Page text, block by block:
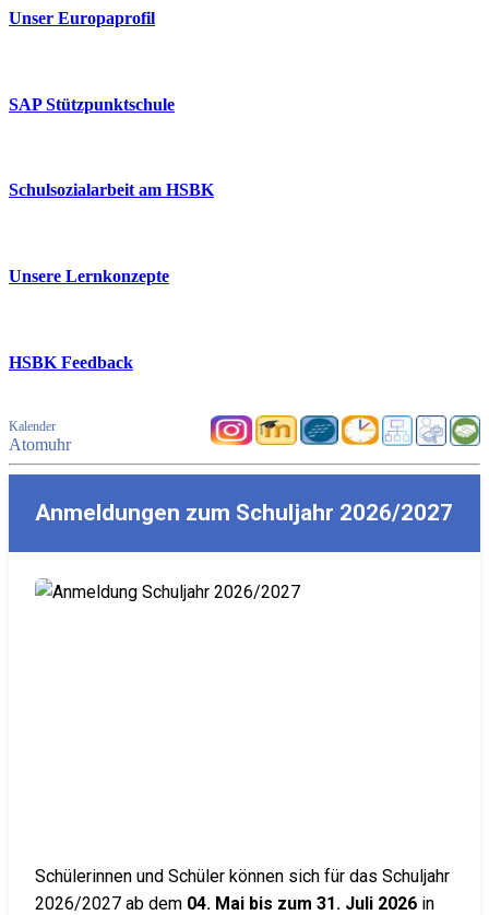
Unser Europaprofil
SAP Stützpunktschule
Schulsozialarbeit am HSBK
Unsere Lernkonzepte
HSBK Feedback
Kalender
Atomuhr
Anmeldungen zum Schuljahr 2026/2027
Schülerinnen und Schüler können sich für das Schuljahr
2026/2027 ab dem 04. Mai bis zum 31. Juli 2026 in